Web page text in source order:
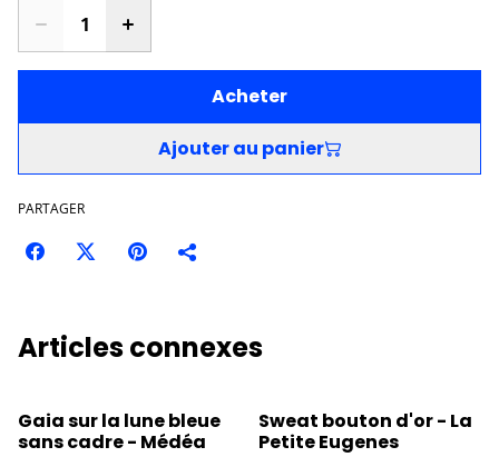
Acheter
Ajouter au panier
PARTAGER
Articles connexes
Gaia sur la lune bleue
sans cadre - Médéa
Sweat bouton d'or - La
Petite Eugenes